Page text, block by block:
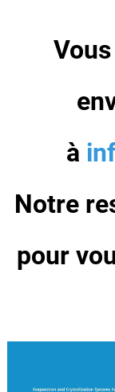
à
Notre
pour